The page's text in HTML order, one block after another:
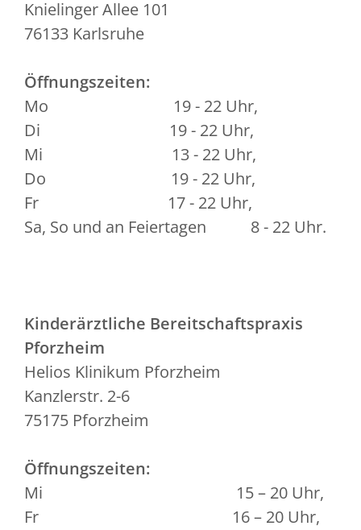
Knielinger Allee 101
76133 Karlsruhe
Öffnungszeiten:
Mo 19 - 22 Uhr,
Di 19 - 22 Uhr,
Mi 13 - 22 Uhr,
Do 19 - 22 Uhr,
Fr 17 - 22 Uhr,
Sa, So und an Feiertagen 8 - 22 Uhr.
Kinderärztliche Bereitschaftspraxis
Pforzheim
Helios Klinikum Pforzheim
Kanzlerstr. 2-6
75175 Pforzheim
Öffnungszeiten:
Mi 15 – 20 Uhr,
Fr 16 – 20 Uhr,